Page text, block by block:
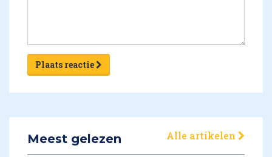
Plaats reactie
Meest gelezen Alle artikelen